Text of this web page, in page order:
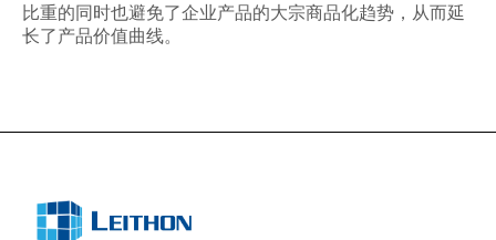
比重的同时也避免了企业产品的大宗商品化趋势，从而延
长了产品价值曲线。